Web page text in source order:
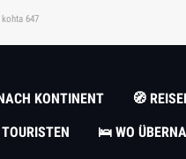
kohta 647
KONTINENT
🧭
🛌 WO